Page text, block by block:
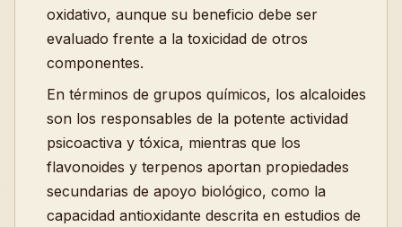
oxidativo, aunque su beneficio debe ser
evaluado frente a la toxicidad de otros
componentes.
En términos de grupos químicos, los alcaloides
son los responsables de la potente actividad
psicoactiva y tóxica, mientras que los
flavonoides y terpenos aportan propiedades
secundarias de apoyo biológico, como la
capacidad antioxidante descrita en estudios de